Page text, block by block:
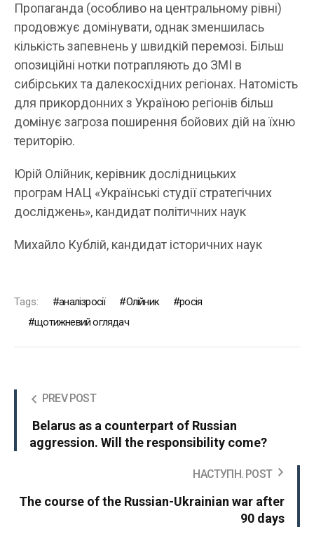
Пропаганда (особливо на центральному рівні)
продовжує домінувати, однак зменшилась
кількість запевнень у швидкій перемозі. Більш
опозиційні нотки потрапляють до ЗМІ в
сибірських та далекосхідних регіонах. Натомість
для прикордонних з Україною регіонів більш
домінує загроза поширення бойових дій на їхню
територію.
Юрій Олійник, керівник дослідницьких
програм НАЦ «Українські студії стратегічних
досліджень», кандидат політичних наук
Михайло Кублій, кандидат історичних наук
Tags: аналізросії Олійник
росія
щотижневий оглядач
PREV POST
Belarus as a counterpart of Russian
aggression. Will the responsibility come?
НАСТУПН. POST
The course of the Russian-Ukrainian war after
90 days